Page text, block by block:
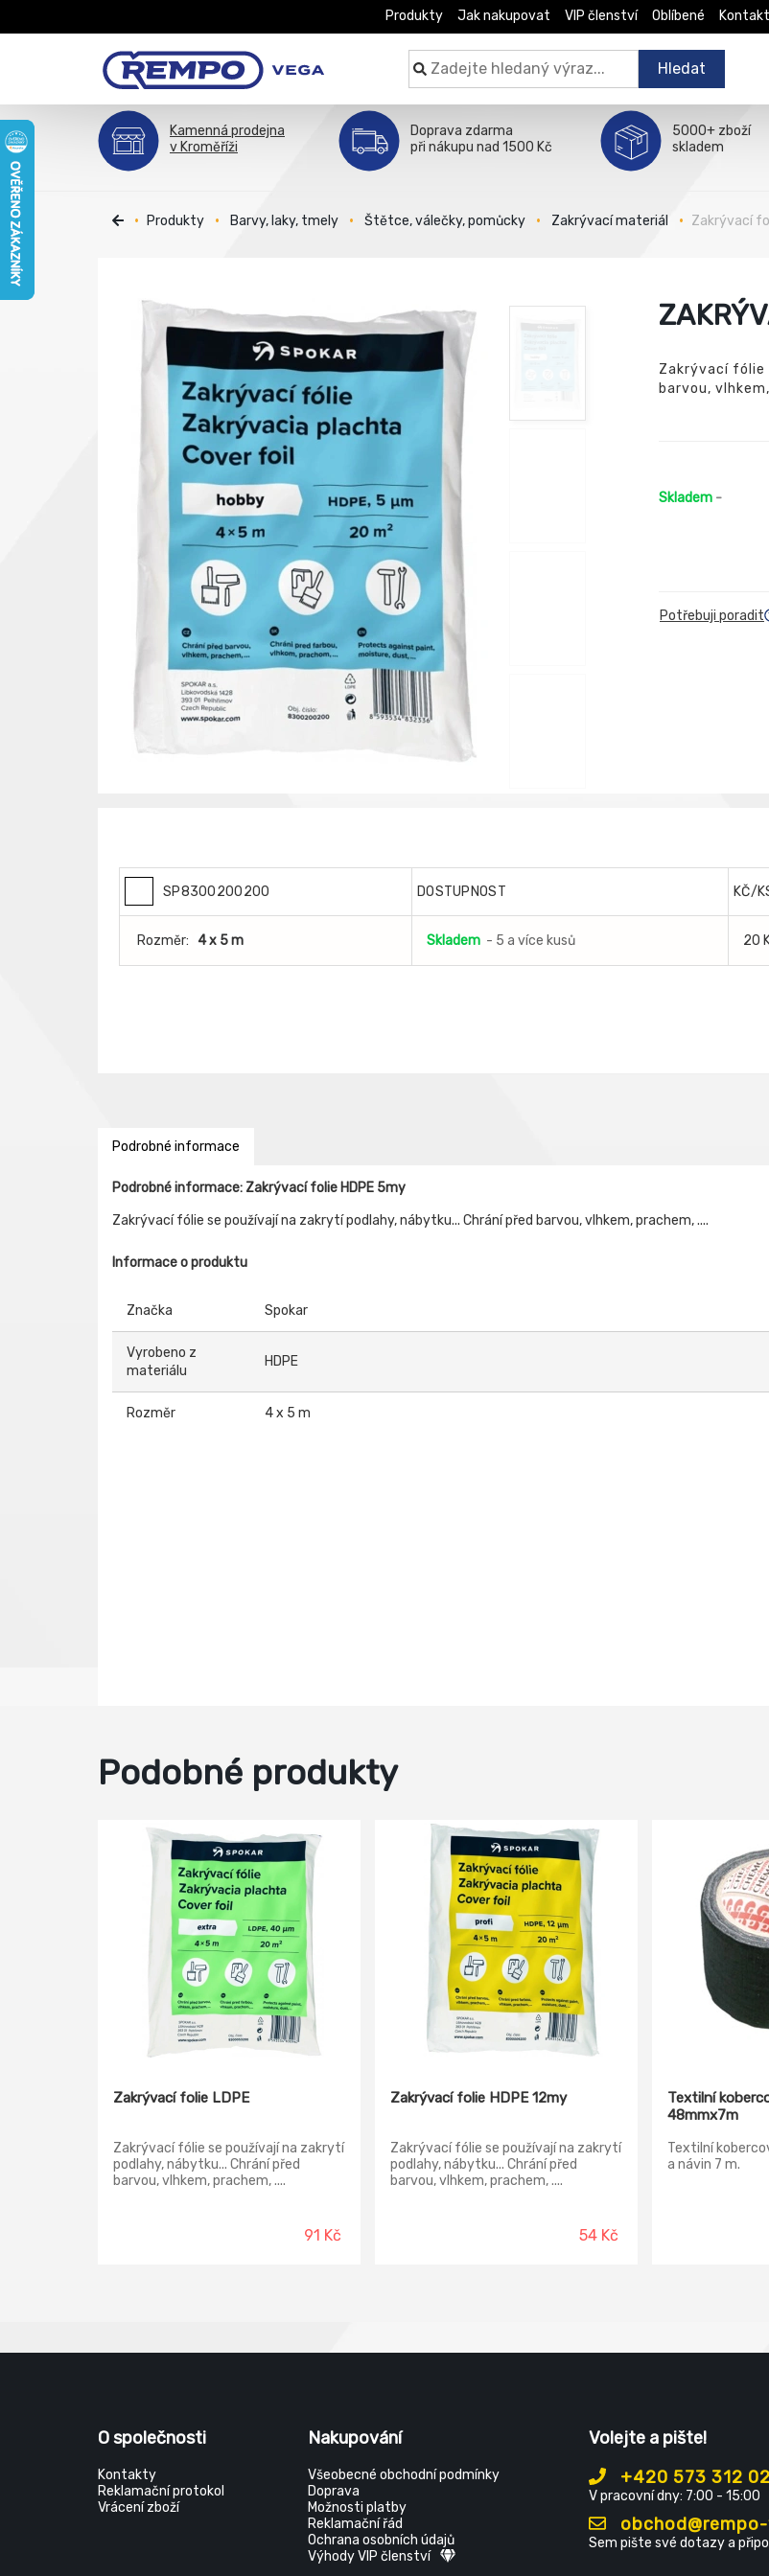
Produkty Jak nakupovat VIP členství Oblíbené Kontakt
Hledat
Kamenná prodejna
v Kroměříži
Doprava zdarma
při nákupu nad 1500 Kč
5000+ zboží
skladem
Produkty Barvy, laky, tmely Štětce, válečky, pomůcky Zakrývací materiál Zakrývací
Zakrývací fólie
barvou,
Skladem -
Potřebuji poradit
SP8300200200 DOSTUPNOST KČ/
Rozměr: 4 x 5 m Skladem - 5 a více kusů 20
Podrobné informace
Podrobné informace: Zakrývací folie HDPE 5my
Zakrývací fólie se používají na zakrytí podlahy, nábytku... Chrání před barvou, vlhkem, prachem, ....
Informace o produktu
Značka Spokar
Vyrobeno z
materiálu
HDPE
Rozměr 4 x 5 m
Podobné produkty
Zakrývací folie LDPE
Zakrývací fólie se používají na zakrytí
podlahy, nábytku... Chrání před
barvou, vlhkem, prachem, ....
91 Kč
Zakrývací folie HDPE 12my
Zakrývací fólie se používají na zakrytí
podlahy, nábytku... Chrání před
barvou, vlhkem, prachem, ....
54 Kč
Textilní
48mmx7m
Textilní
a návin 7 m.
O společnosti
Kontakty
Reklamační protokol
Vrácení zboží
Nakupování
Všeobecné obchodní podmínky
Doprava
Možnosti platby
Reklamační řád
Ochrana osobních údajů
Výhody VIP členství
Volejte a pište!
+420 573 312
V pracovní dny: 7:00 - 15:00
Sem pište své dotazy a